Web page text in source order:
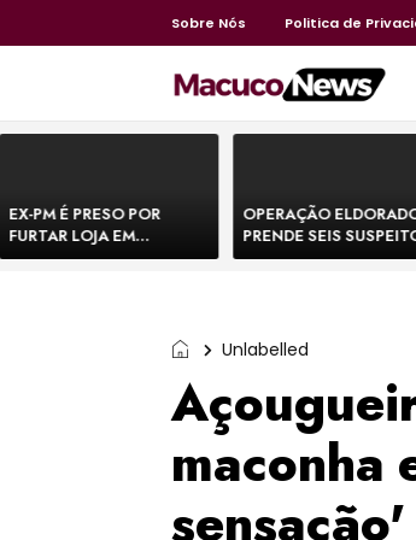
Sobre Nós Politica de
HOME
EX-PM É PRESO POR
FURTAR LOJA EM
SHOPPING NA BAHIA E
OPERAÇÃO
PRENDE SEIS
DE MOVIMENTAR R$
Unlabelled
maconha
sensação'